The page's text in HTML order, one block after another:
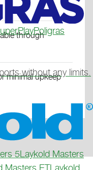
Poligras
without any limits.
5Laykold Masters
Masters ETLaykold
through
minimal upkeep